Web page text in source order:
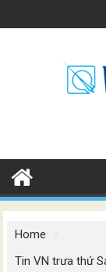
to
Home
Tin VN trưa thứ